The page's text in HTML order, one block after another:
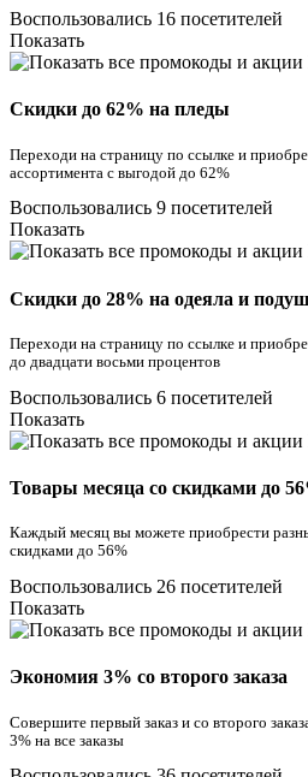
Воспользовались 16 посетителей
Показать
Скидки до 62% на пледы
Переходи на страницу по ссылке и
ассортимента с выгодой до 62%
Воспользовались 9 посетителей
Показать
Скидки до 28% на одеяла и
Переходи на страницу по ссылке и
до двадцати восьми процентов
Воспользовались 6 посетителей
Показать
Товары месяца со скидками до
Каждый месяц вы можете приобрести
скидками до 56%
Воспользовались 26 посетителей
Показать
Экономия 3% со второго заказа
Совершите первый заказ и со второго
3% на все заказы